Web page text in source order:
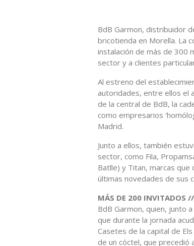
BdB Garmon, distribuidor
bricotienda en Morella. La
instalación de más de 300
sector y a clientes
Al estreno del
autoridades, entre ellos el
de la central de BdB, la
como empresarios
Madrid.
Junto a ellos, también
sector, como Fila,
Batlle) y Titan, marcas
últimas novedades de sus
MÁS DE 200 INVITADOS //
BdB Garmon, quien, junto
que durante la jornada
Casetes de la capital de
de un cóctel, que precedió